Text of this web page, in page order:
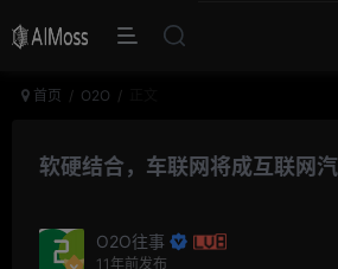
首页 O2O
软硬结合，车联网将成互联网
O2O往事
11年前发布